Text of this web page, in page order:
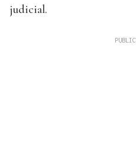
judicial.